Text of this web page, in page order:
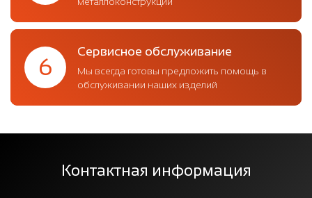
6
Сервисное обслуживание
Мы всегда готовы предложить помощь в
обслуживании наших изделий
Контактная информация